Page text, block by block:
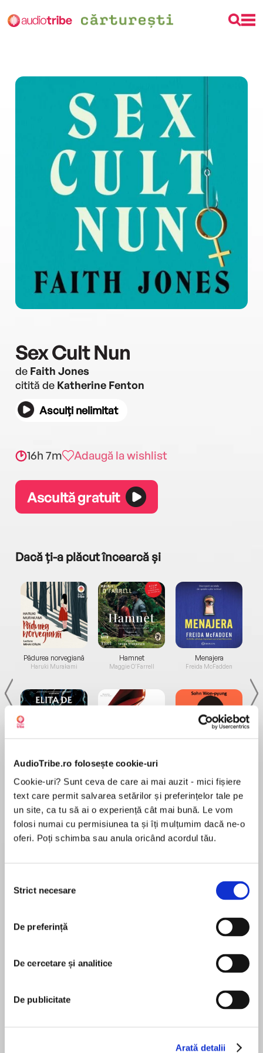
AudioTribe.ro folosește cookie-uri
Cookie-uri? Sunt ceva de care ai mai auzit - mici fișiere
text care permit salvarea setărilor și preferințelor tale pe
un site, ca tu să ai o experiență cât mai bună. Le vom
folosi numai cu permisiunea ta și îți mulțumim dacă ne-o
oferi. Poți schimba sau anula oricând acordul tău.
consimțământului
Strict necesare
De preferință
De cercetare și analitice
De publicitate
Arată detalii
Sex Cult Nun
de Faith Jones
citită de Katherine Fenton
Asculți nelimitat
16h 7m Adaugă la wishlist
Ascultă gratuit
Dacă ți-a plăcut încearcă și
Pădurea norvegiană
Haruki Murakami
Elita de Argint (Elita
Hamnet
Maggie O'Farrell
Diavolul se îmbracă de
Menajera
Freida McFadden
Desprecarte
the trauma she endured as a result and her
‘A moving story about family, courage, religious
oppression, and more, and readers will have
‘Her gripping memoir—like Educated—takes you
MAI MULT
pentru această carte